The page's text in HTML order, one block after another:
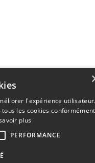
l'expérience
les cookies conformément
plus
PERFORMANCE